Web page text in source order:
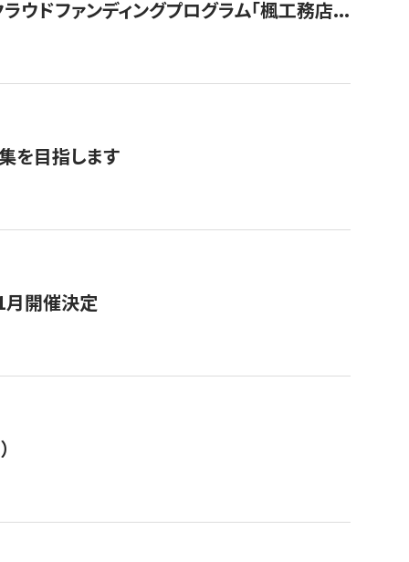
ドファンディングプログラム「楓工務店...
を目指します
月開催決定